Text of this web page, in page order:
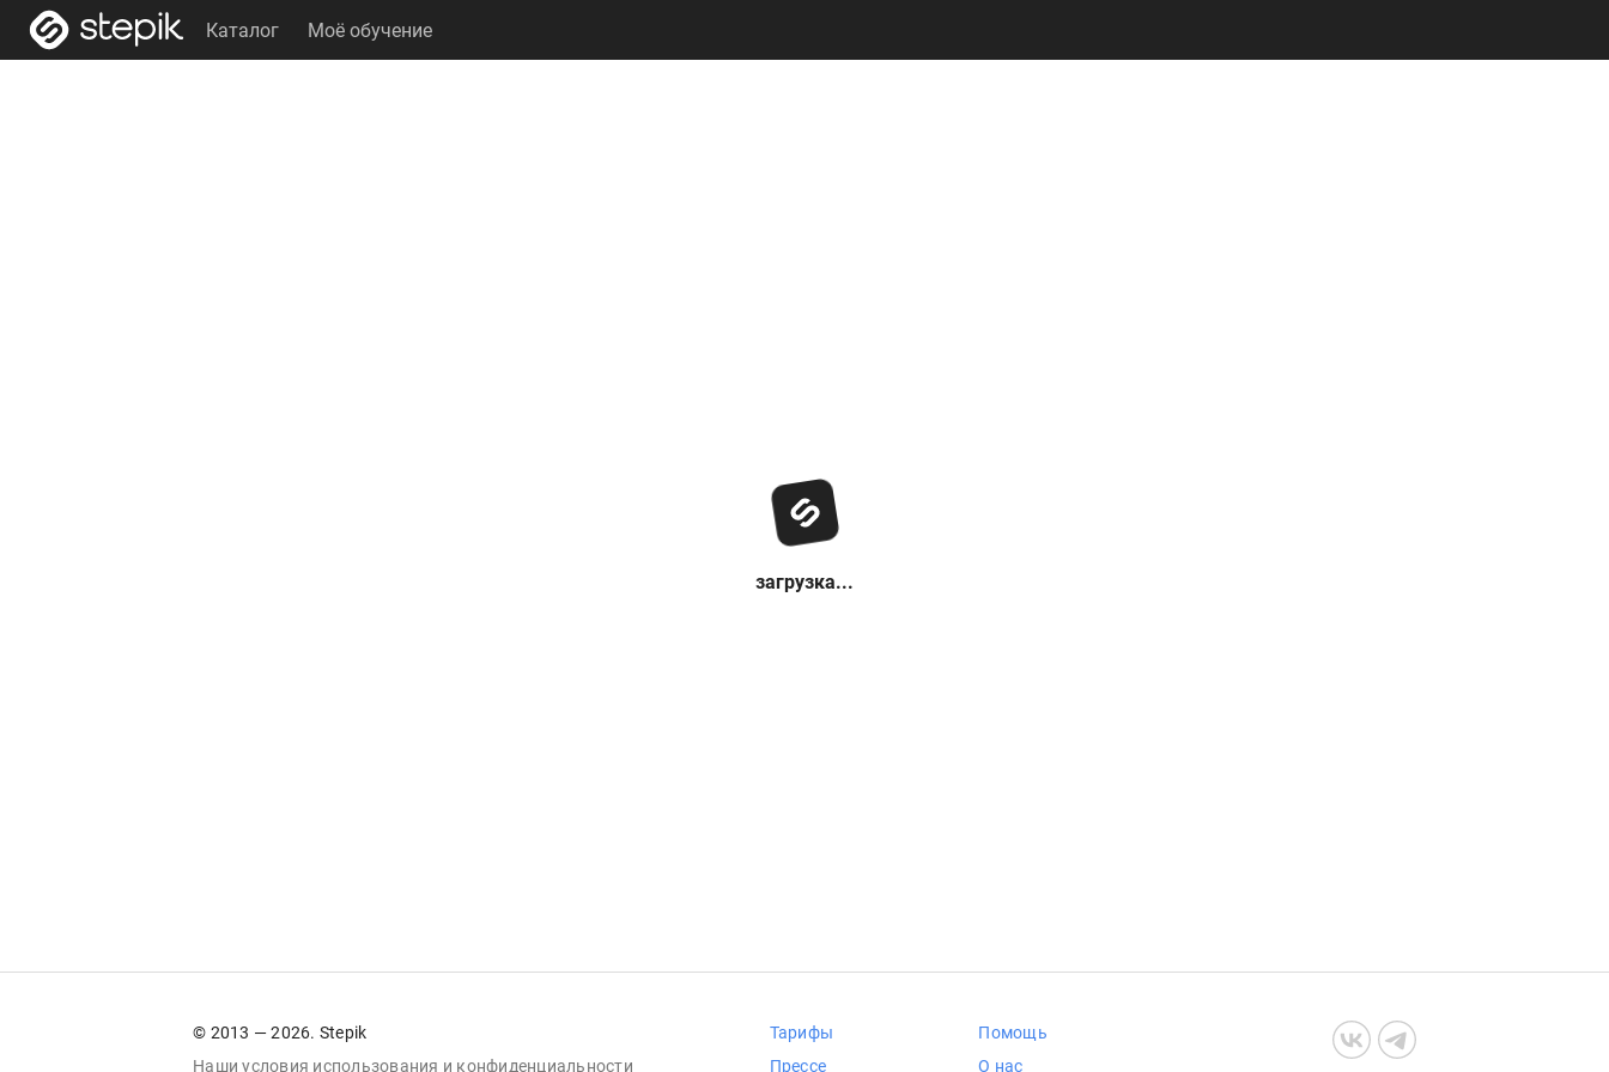
Каталог Моё обучение
загрузка...
© 2013 — 2026. Stepik
Наши условия использования и конфиденциальности
Тарифы
Прессе
Помощь
О нас